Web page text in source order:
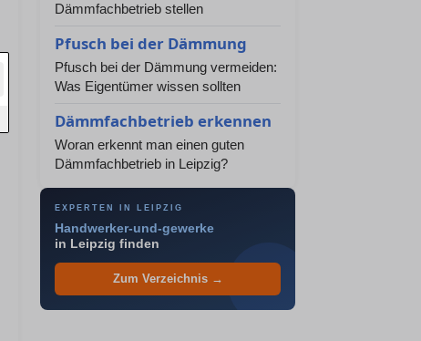
Dämmfachbetrieb stellen
Pfusch bei der Dämmung
Pfusch bei der Dämmung vermeiden:
Was Eigentümer wissen sollten
Dämmfachbetrieb erkennen
Woran erkennt man einen guten
Dämmfachbetrieb in Leipzig?
EXPERTEN IN LEIPZIG
Handwerker-und-gewerke
in Leipzig finden
Zum Verzeichnis →